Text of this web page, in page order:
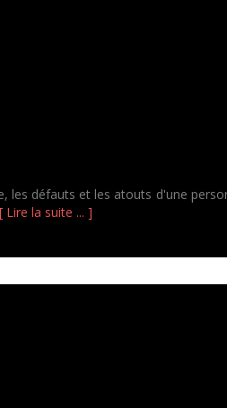
défauts et les atouts d'une
[ Lire la suite ... ]